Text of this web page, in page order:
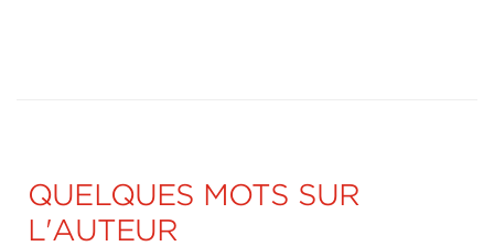
QUELQUES MOTS SUR
L'AUTEUR